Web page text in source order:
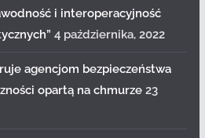
i interoperacyjność
4 października, 2022
agencjom bezpieczeństwa
opartą na chmurze 23